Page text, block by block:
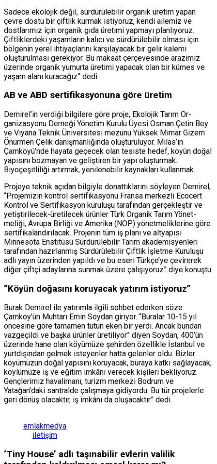
Sa­dece ekolojik değil, sürdürü­lebilir organik üretim yapan
çevre dostu bir çiftlik kurmak istiyoruz, kendi ailemiz ve
dostlarımız için organik gıda üretimi yapmayı planlıyoruz.
Çiftliklerdeki yaşamların ka­lıcı ve sürdürülebilir olması için
bölgenin yerel ihtiyaçla­rını karşılayacak bir gelir ka­lemi
oluşturulması gerekiyor. Bu maksat çerçevesinde ara­zimiz
üzerinde organik yu­murta üretimi yapacak olan bir kümes ve
yaşam alanı ku­racağız” dedi.
AB ve ABD sertifikasyonuna göre üretim
Demirel’in verdiği bilgilere göre proje, Ekolojik Tarım Or­
ganizasyonu Derneği Yönetim Kurulu Üyesi Osman Çetin Bey
ve Viyana Teknik Üniver­sitesi mezunu Yüksek Mimar Gizem
Önürmen Çelik danış­manlığında oluşturuluyor. Milas’ın
Çamköyü’nde hayata geçecek olan tesiste hedef, kö­yün doğal
yapısını bozmayan ve geliştiren bir yapı oluştur­mak.
Biyoçeşitliliği artırmak, yenilenebilir kaynakları kul­lanmak.
Projeye teknik açıdan bilgiyle donattıklarını söy­leyen Demirel,
“Projemizin kontrol sertifikasyonu Fransa merkezli Ecocert
Kontrol ve Sertifikasyon kuruluşu tara­fından gerçekleştir ve
yetiş­tirilecek-üretilecek ürünler Türk Organik Tarım Yönet­
meliği, Avrupa Birliği ve Ame­rika (NOP) yönetmelikleri­ne göre
sertifikalandırılacak. Projenin tüm iş planı ve alt­yapısı
Minnesota Enstitüsü Sürdürülebilir Tarım akade­misyenleri
tarafından hazır­lanmış Sürdürülebilir Çiftlik İşletme Kuruluşu
adlı yayın üzerinden yapıldı ve bu eseri Türkçe’ye çevirerek
diğer çift­çi adaylarına sunmak üzere çalışıyoruz” diye konuştu.
“Köyün doğasını koruyacak yatırım istiyoruz”
Burak Demirel ile yatırım­la ilgili sohbet ederken sö­ze
Çamköy’ün Muhtarı Emin Soydan giriyor. “Buralar 10-15 yıl
öncesine göre tamamen tü­tün eken bir yerdi. Ancak bun­dan
vazgeçildi ve başka ürün­ler üretiliyor” diyen Soydan, 400’ün
üzerinde hane olan köyümüze şehirden özellikle İstanbul ve
yurtdışından gel­mek isteyenler hatta gelenler oldu. Bizler
köyümüzün do­ğal yapısını koruyacak, buraya katkı sağlayacak,
köylümüze iş ve eğitim imkânı verecek ki­şileri bekliyoruz.
Gençlerimiz havalimanı, turizm merkezi Bodrum ve
Yatağan’daki sant­ralde çalışmaya gidiyordu. Bu tür projelerle
geri dönüş ola­caktır, iş imkânı da oluşacak­tır” dedi.
emlakmedya
iletişim
‘Tiny House’ adlı taşınabilir evlerin valilik